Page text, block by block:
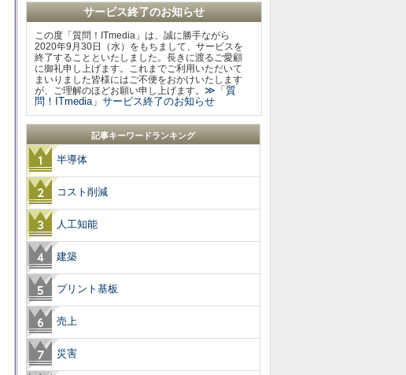
サービス終了のお知らせ
この度「質問！ITmedia」は、誠に勝手ながら
2020年9月30日（水）をもちまして、サービスを
終了することといたしました。長きに渡るご愛顧
に御礼申し上げます。これまでご利用いただいて
まいりました皆様にはご不便をおかけいたします
が、ご理解のほどお願い申し上げます。 ≫「質
問！ITmedia」サービス終了のお知らせ
記事キーワードランキング
半導体
コスト削減
人工知能
建築
プリント基板
売上
災害